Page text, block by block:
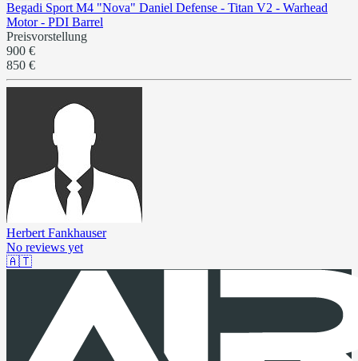
Begadi Sport M4 "Nova" Daniel Defense - Titan V2 - Warhead
Motor - PDI Barrel
Preisvorstellung
900 €
850 €
Herbert Fankhauser
No reviews yet
🇦🇹